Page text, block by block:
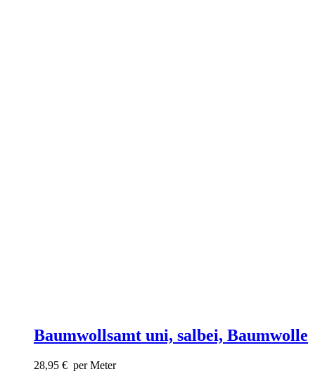
Baumwollsamt uni, salbei, Baumwolle
28,95 € per Meter